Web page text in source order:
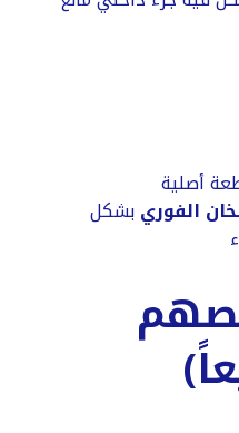
أصلية
الفوريبشكل